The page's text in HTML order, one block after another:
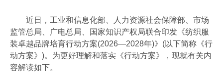
工业视频
会员风采
协会月刊
近日，工业和信息化部、人力资源社会保障部、市场
监管总局、广电总局、国家知识产权局联合印发《纺织服
装卓越品牌培育行动方案(2026—2028年)》(以下简称《行
动方案》)。为更好理解和落实《行动方案》，现就有关内
容解读如下。